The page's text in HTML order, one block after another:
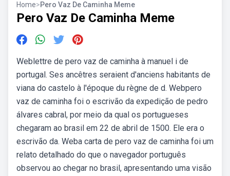
Home>Pero Vaz De Caminha Meme
Pero Vaz De Caminha Meme
Weblettre de pero vaz de caminha à manuel i de
portugal. Ses ancêtres seraient d'anciens habitants de
viana do castelo à l'époque du règne de d. Webpero
vaz de caminha foi o escrivão da expedição de pedro
álvares cabral, por meio da qual os portugueses
chegaram ao brasil em 22 de abril de 1500. Ele era o
escrivão da. Weba carta de pero vaz de caminha foi um
relato detalhado do que o navegador português
observou ao chegar no brasil, apresentando uma visão